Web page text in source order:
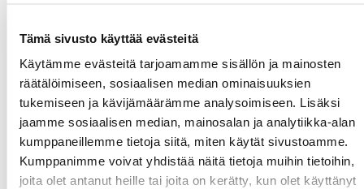
Tämä sivusto käyttää evästeitä
Käytämme evästeitä tarjoamamme sisällön ja mainosten
räätälöimiseen, sosiaalisen median ominaisuuksien
tukemiseen ja kävijämäärämme analysoimiseen. Lisäksi
jaamme sosiaalisen median, mainosalan ja analytiikka-alan
kumppaneillemme tietoja siitä, miten käytät sivustoamme.
Kumppanimme voivat yhdistää näitä tietoja muihin tietoihin,
joita olet antanut heille tai joita on kerätty, kun olet käyttänyt
PE
LA
Omatoiminen harjoittelu
SU